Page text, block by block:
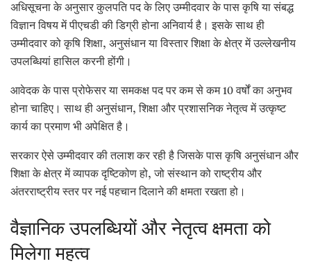
अधिसूचना के अनुसार कुलपति पद के लिए उम्मीदवार के पास कृषि या संबद्ध
विज्ञान विषय में पीएचडी की डिग्री होना अनिवार्य है। इसके साथ ही
उम्मीदवार को कृषि शिक्षा, अनुसंधान या विस्तार शिक्षा के क्षेत्र में उल्लेखनीय
उपलब्धियां हासिल करनी होंगी।
आवेदक के पास प्रोफेसर या समकक्ष पद पर कम से कम 10 वर्षों का अनुभव
होना चाहिए। साथ ही अनुसंधान, शिक्षा और प्रशासनिक नेतृत्व में उत्कृष्ट
कार्य का प्रमाण भी अपेक्षित है।
सरकार ऐसे उम्मीदवार की तलाश कर रही है जिसके पास कृषि अनुसंधान और
शिक्षा के क्षेत्र में व्यापक दृष्टिकोण हो, जो संस्थान को राष्ट्रीय और
अंतरराष्ट्रीय स्तर पर नई पहचान दिलाने की क्षमता रखता हो।
वैज्ञानिक उपलब्धियों और नेतृत्व क्षमता को
मिलेगा महत्व